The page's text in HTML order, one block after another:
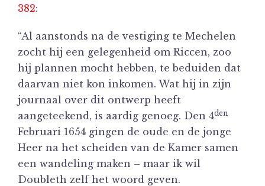
382:
“Al aanstonds na de vestiging te Mechelen
zocht hij een gelegenheid om Riccen, zoo
hij plannen mocht hebben, te beduiden dat
daarvan niet kon inkomen. Wat hij in zijn
journaal over dit ontwerp heeft
aangeteekend, is aardig genoeg. Den 4den
Februari 1654 gingen de oude en de jonge
Heer na het scheiden van de Kamer samen
een wandeling maken – maar ik wil
Doubleth zelf het woord geven.